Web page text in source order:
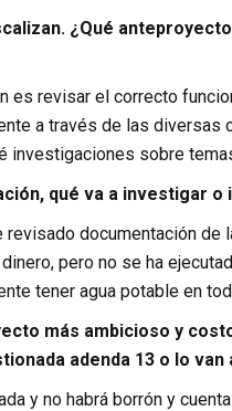
¿Qué
es revisar el correcto
a través de las diversas
investigaciones sobre
qué va a investigar
documentación
pero no se ha
tener agua potable en
más ambicioso y
adenda 13 o lo van
y no habrá borrón y